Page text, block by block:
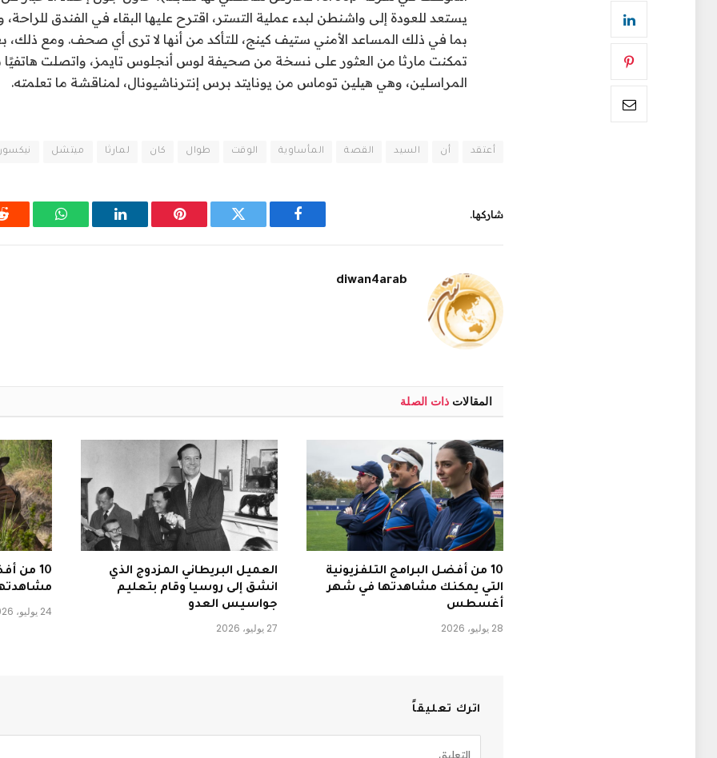
بما في ذلك المساعد الأمني ​​ستيف كينج، للتأكد من أنها لا ترى أي صحف. ومع ذلك،
تمكنت مارثا من العثور على نسخة من صحيفة لوس أنجلوس تايمز، واتصلت هاتفيًا
المراسلين، وهي هيلين توماس من يونايتد برس إنترناشيونال، لمناقشة ما تعلمته.
أعتقد أن السيد القصة المأساوية الوقت طوال كان لمارثا ميتشل
شاركها.
فيسبوك تويتر بينتيريستلينكدإن واتساب
diwan4arab
المقالات ذات الصلة
10 من أفضل البرامج التلفزيونية
التي يمكنك مشاهدتها في شهر
أغسطس
28 يوليو، 2026
العميل البريطاني المزدوج الذي
انشق إلى روسيا وقام بتعليم
جواسيس العدو
27 يوليو، 2026
10 من
24 يوليو، 2026
اترك تعليقاً